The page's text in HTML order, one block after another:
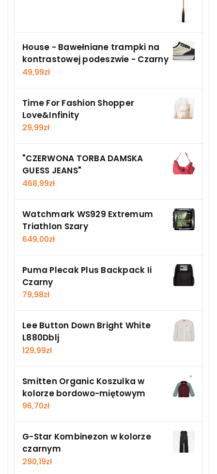
House - Bawełniane trampki na
kontrastowej podeszwie - Czarny
49,99zł
Time For Fashion Shopper
Love&Infinity
29,99zł
"CZERWONA TORBA DAMSKA
GUESS JEANS"
468,99zł
Watchmark WS929 Extremum
Triathlon Szary
649,00zł
Puma Plecak Plus Backpack Ii
Czarny
79,98zł
Lee Button Down Bright White
L880Dblj
129,99zł
Smitten Organic Koszulka w
kolorze bordowo-miętowym
96,70zł
G-Star Kombinezon w kolorze
czarnym
290,19zł